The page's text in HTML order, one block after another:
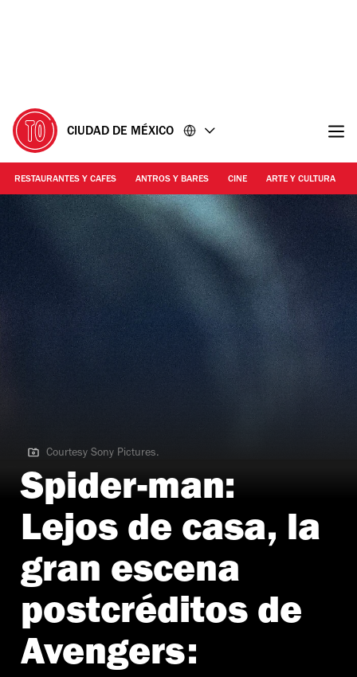
CIUDAD DE MÉXICO
RESTAURANTES Y CAFES ANTROS Y BARES CINE ARTE Y CULTURA
Courtesy Sony Pictures.
Courtesy Sony Pictures.
Spider-man:
Lejos de casa, la
gran escena
postcréditos de
Avengers: